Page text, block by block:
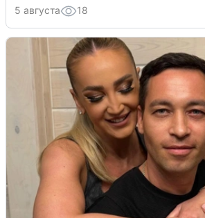
5 августа 18